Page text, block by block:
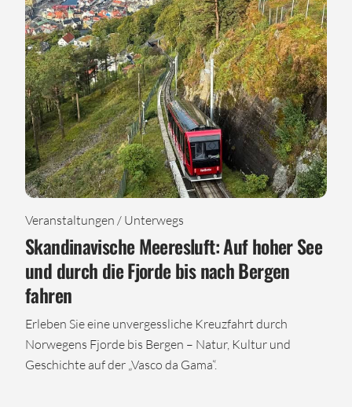
Veranstaltungen / Unterwegs
Skandinavische Meeresluft: Auf hoher See
und durch die Fjorde bis nach Bergen
fahren
Erleben Sie eine unvergessliche Kreuzfahrt durch
Norwegens Fjorde bis Bergen – Natur, Kultur und
Geschichte auf der „Vasco da Gama“.